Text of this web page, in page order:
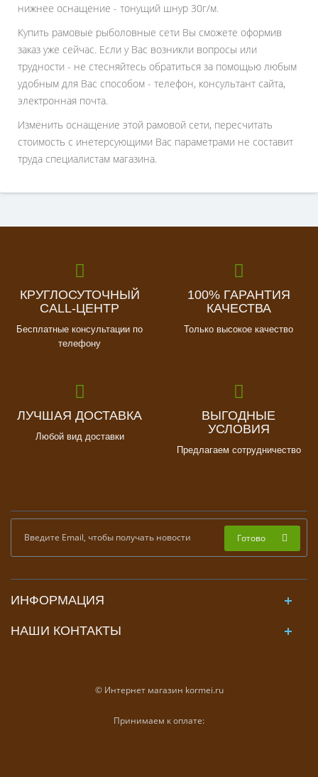
нижнее оснащение - тонущий шнур 30г/м.
Купить рамовые рыболовные сети Вы сможете оформив
заказ уже сейчас. Если у Вас возникли вопросы или
трудности - не стесняйтесь обратиться за помощью любым
удобным для Вас способом - телефон, консультант сайта,
электронная почта.
Изменить оснащение этой рамовой сети, пересчитать
стоимость с инетерсующими Вас параметрами не составит
труда специалистам магазина.
КРУГЛОСУТОЧНЫЙ
CALL-ЦЕНТР
Бесплатные консультации по
телефону
100% ГАРАНТИЯ
КАЧЕСТВА
Только высокое качество
ЛУЧШАЯ ДОСТАВКА
Любой вид доставки
ВЫГОДНЫЕ
УСЛОВИЯ
Предлагаем сотрудничество
Готово
ИНФОРМАЦИЯ
НАШИ КОНТАКТЫ
© Интернет магазин kormei.ru
Принимаем к оплате: